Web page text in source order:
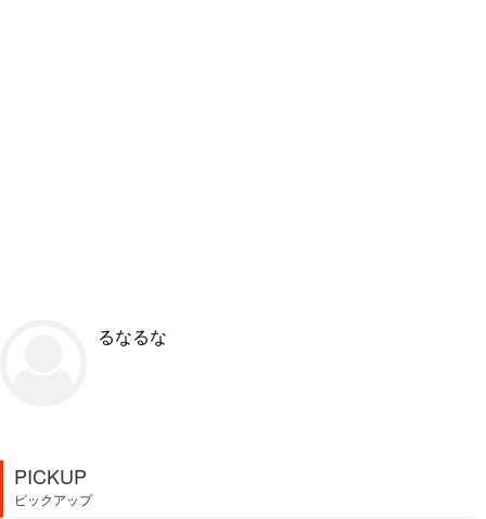
るなるな
PICKUP
ピックアップ